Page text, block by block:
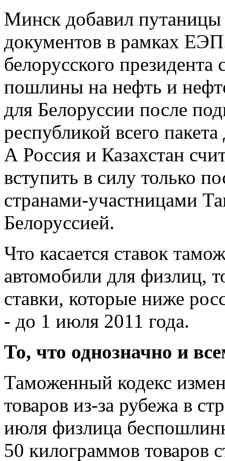
Минск добавил
документов в рамках
белорусского
пошлины на нефть и
для Белоруссии после
республикой всего
А Россия и Казахстан
вступить в силу только
странами-участницами
Белоруссией.
Что касается ставок
автомобили для физлиц,
ставки, которые ниже
- до 1 июля 2011 года.
То, что однозначно и
Таможенный кодекс
товаров из-за рубежа в
июля физлица
50 килограммов товаров